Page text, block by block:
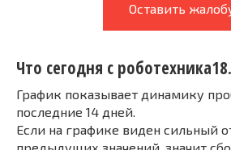
Оставить
Что сегодня с
График показывает динамику
последние 14 дней.
Если на графике виден сильный
предыдущих значений, значит